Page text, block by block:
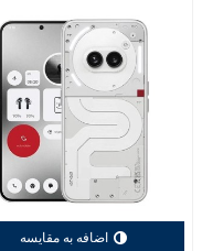
اضافه به مقایسه